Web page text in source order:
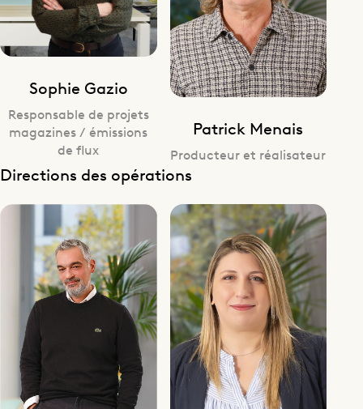
Sophie Gazio
Responsable de projets
magazines / émissions
de flux
Patrick Menais
Producteur et réalisateur
Directions des opérations